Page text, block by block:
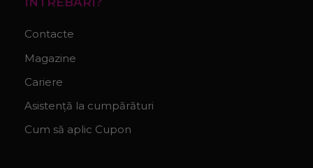
Contacte
Magazine
Cariere
Asistență la cumpărături
Cum să aplic Cupon